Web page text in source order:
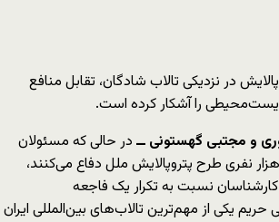
در نزدیکی تالاب شادگان، تقابل منافع
را آشکار کرده است.
و مجتبی گهستونی ــ در حالی که مسئولان
محلی از اشتغال‌زایی ۷ هزار نفری طرح پتروپالایش ملل دفاع می‌کنند،
نسبت به تکرار یک فاجعه
یکی از مهم‌ترین تالاب‌های بین‌المللی ایران